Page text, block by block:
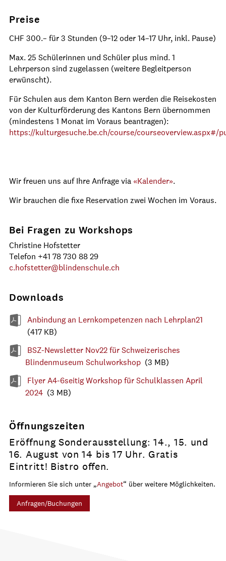
Öffnungszeiten
Eröffnung Sonderausstellung: 14., 15. und
16. August von 14 bis 17 Uhr. Gratis
Eintritt! Bistro offen.
Informieren Sie sich unter „Angebot“ über weitere Möglichkeiten.
Anfragen/Buchungen
Preise
CHF 300.– für 3 Stunden (9–12 oder 14–17 Uhr, inkl. Pause)
Max. 25 Schülerinnen und Schüler plus mind. 1
Lehrperson sind zugelassen (weitere Begleitperson
erwünscht).
Für Schulen aus dem Kanton Bern werden die Reisekosten
von der Kulturförderung des Kantons Bern übernommen
(mindestens 1 Monat im Voraus beantragen):
https://kulturgesuche.be.ch/course/courseoverview.aspx#/
Wir freuen uns auf Ihre Anfrage via «Kalender».
Wir brauchen die fixe Reservation zwei Wochen im Voraus.
Bei Fragen zu Workshops
Christine Hofstetter
Telefon +41 78 730 88 29
c.hofstetter
blindenschule.ch
Downloads
Anbindung an Lernkompetenzen nach Lehrplan21
(417 KB)
BSZ-Newsletter Nov22 für Schweizerisches
Blindenmuseum Schulworkshop (3 MB)
Flyer A4-6seitig Workshop für Schulklassen April
2024 (3 MB)